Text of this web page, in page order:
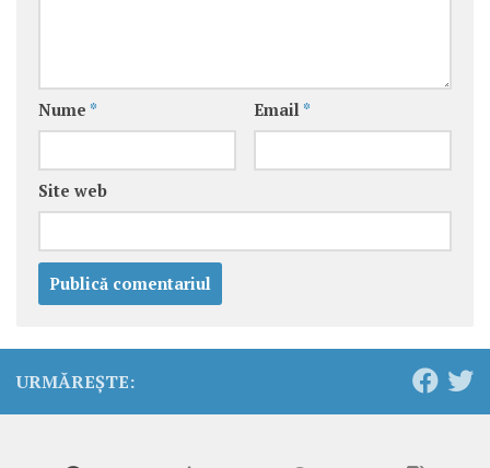
Nume * Email *
Site web
URMĂREȘTE: